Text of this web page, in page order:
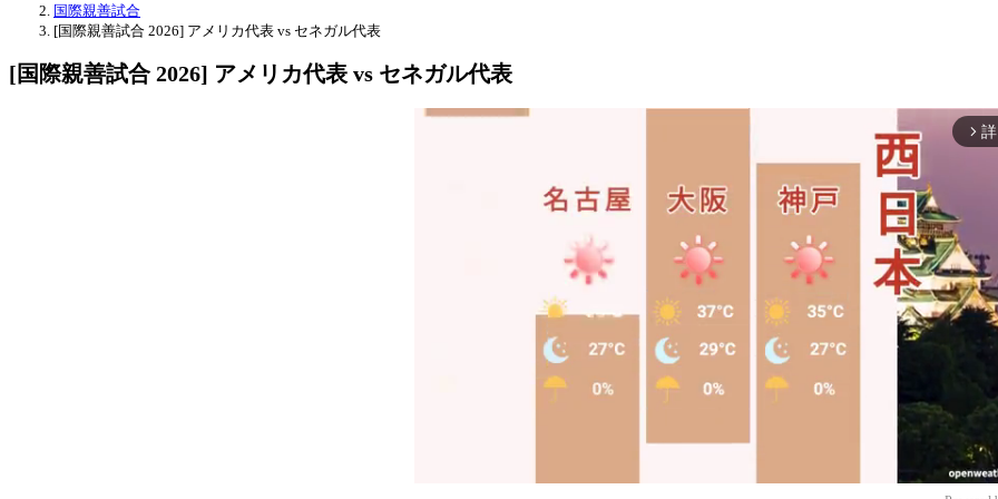
国際親善試合
[国際親善試合 2026] アメリカ代表 vs セネガル代表
[国際親善試合 2026] アメリカ代表 vs セネガル代表
arrow_forward_ios